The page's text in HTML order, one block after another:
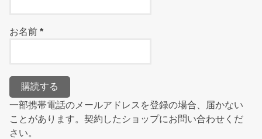
お名前*
一部携帯電話のメールアドレスを登録の場合、届かない
ことがあります。契約したショップにお問い合わせくだ
さい。